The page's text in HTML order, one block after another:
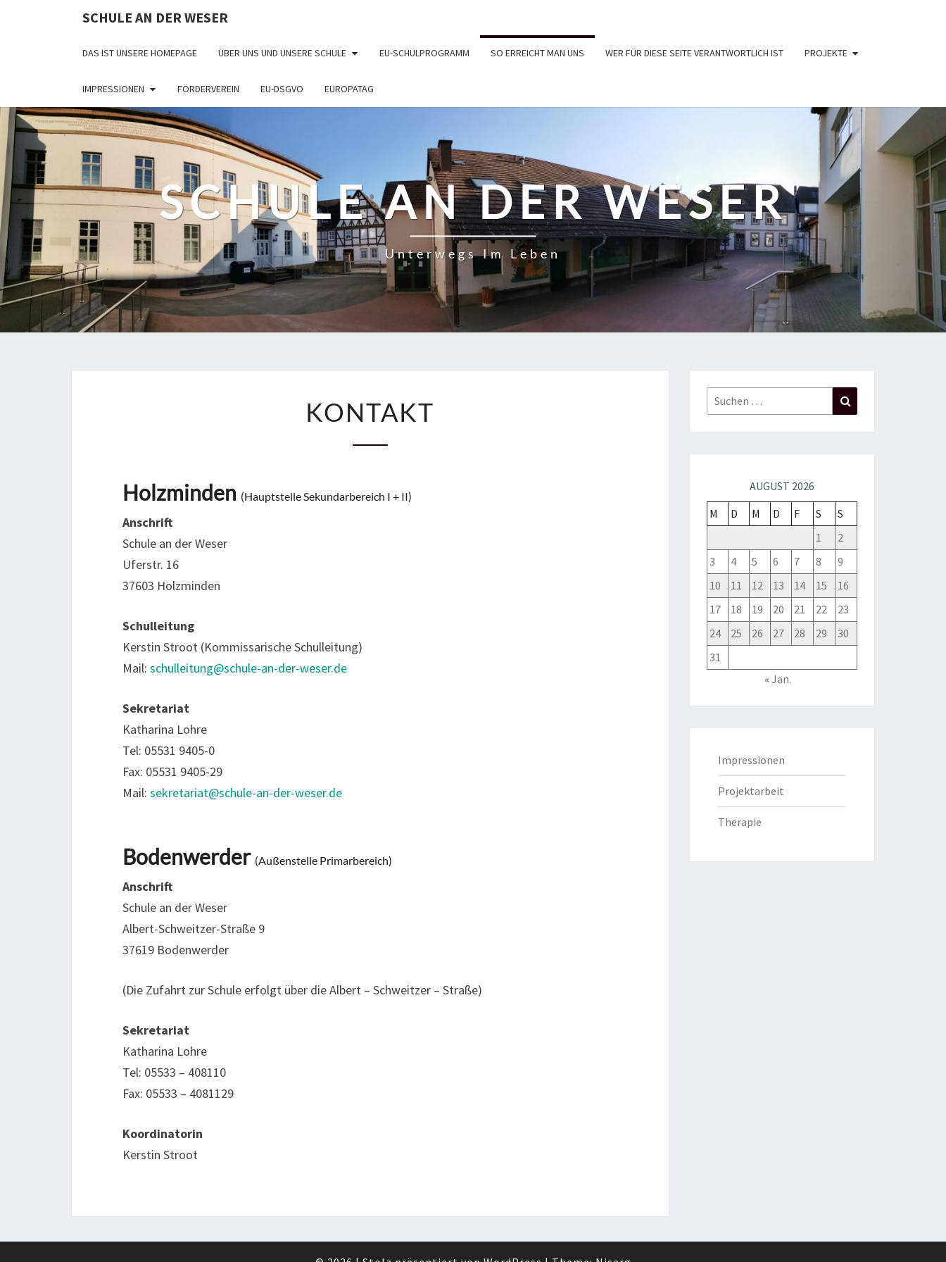
SCHULE AN DER WESER
DAS IST UNSERE HOMEPAGE ÜBER UNS UND UNSERE SCHULE EU-SCHULPROGRAMM SO ERREICHT MAN UNS WER FÜR DIESE SEITE VERANTWORTLICH IST PROJEKTE
IMPRESSIONEN FÖRDERVEREIN EU-DSGVO EUROPATAG
SCHULE AN DER WESER
Unterwegs Im Leben
KONTAKT
Holzminden (Hauptstelle Sekundarbereich I + II)
Anschrift
Schule an der Weser
Uferstr. 16
37603 Holzminden
Schulleitung
Kerstin Stroot (Kommissarische Schulleitung)
Mail: schulleitung@schule-an-der-weser.de
Sekretariat
Katharina Lohre
Tel: 05531 9405-0
Fax: 05531 9405-29
Mail: sekretariat@schule-an-der-weser.de
Bodenwerder (Außenstelle Primarbereich)
Anschrift
Schule an der Weser
Albert-Schweitzer-Straße 9
37619 Bodenwerder
(Die Zufahrt zur Schule erfolgt über die Albert – Schweitzer – Straße)
Sekretariat
Katharina Lohre
Tel: 05533 – 408110
Fax: 05533 – 4081129
Koordinatorin
Kerstin Stroot
Suchen
nach:
AUGUST 2026
M
D M D F S
S
1
2
3
4 5 6 7 8
9
10
11 12 13 14 15
16
17
18 19 20 21 22
23
24
25 26 27 28 29
30
31
« Jan.
Impressionen
Projektarbeit
Therapie